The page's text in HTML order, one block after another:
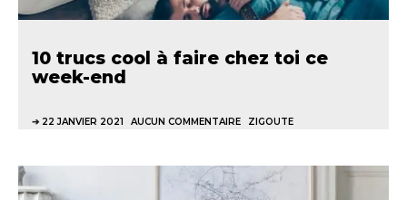
10 trucs cool à faire chez toi ce
week-end
22 JANVIER 2021 AUCUN COMMENTAIRE ZIGOUTE